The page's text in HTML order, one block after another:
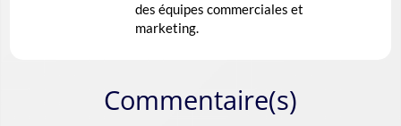
des équipes commerciales et
marketing.
Commentaire(s)